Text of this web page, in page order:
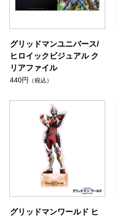
グリッドマンユニバース/
ヒロイックビジュアル ク
リアファイル
440円 （税込）
グリッドマンワールド ヒ